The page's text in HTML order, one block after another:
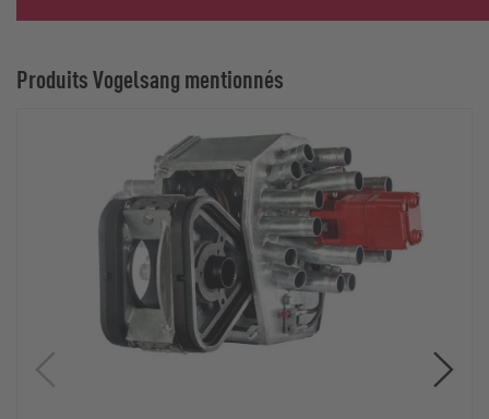
Produits Vogelsang mentionnés